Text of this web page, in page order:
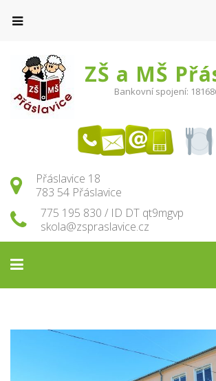
ZŠ a MŠ
Bankovní spojení:
Přáslavice 18
783 54 Přáslavice
775 195 830 / ID DT qt9mgvp
skola@zspraslavice.cz